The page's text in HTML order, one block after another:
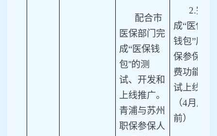
配合市
医保部门完
成“医保钱
包”的测
试、开发和
上线推广。
青浦与苏州
职保参保人
2.完
成“医保
钱包”居
保参保缴
费功能测
试上线。
（4月底
前）